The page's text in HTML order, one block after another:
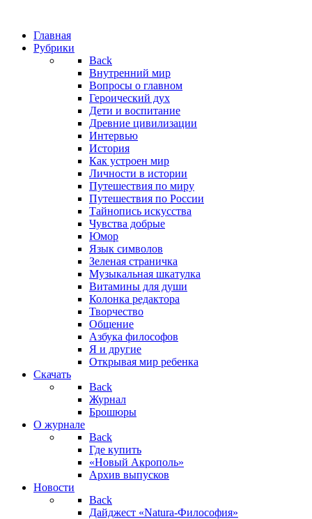
Главная
Рубрики
Back
Внутренний мир
Вопросы о главном
Героический дух
Дети и воспитание
Древние цивилизации
Интервью
История
Как устроен мир
Личности в истории
Путешествия по миру
Путешествия по России
Тайнопись искусства
Чувства добрые
Юмор
Язык символов
Зеленая страничка
Музыкальная шкатулка
Витамины для души
Колонка редактора
Творчество
Общение
Азбука философов
Я и другие
Открывая мир ребенка
Скачать
Back
Журнал
Брошюры
О журнале
Back
Где купить
«Новый Акрополь»
Архив выпусков
Новости
Back
Дайджест «Natura-Философия»